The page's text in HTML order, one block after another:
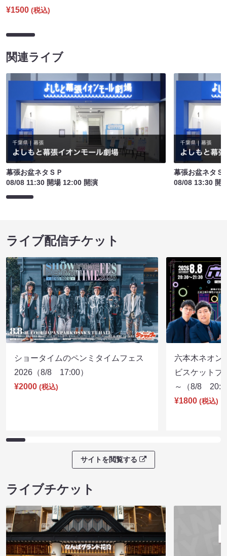
¥1500 (税込)
関連ライブ
幕張お盆ネタＳＰ
08/08 11:30 開場 12:00 開演
幕張お盆ネタＳ
08/08 13:30 開
ライブ配信チケット
ショータイムのペンミタイムフェス
2026（8/8 17:00）
¥2000 (税込)
六本木ネオン
ビスケットブ
～（8/8
¥1800 (税込)
サイトを閲覧する
ライブチケット